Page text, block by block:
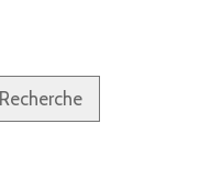
Recherche